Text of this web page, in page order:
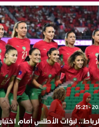
لبؤات الأطلس أمام